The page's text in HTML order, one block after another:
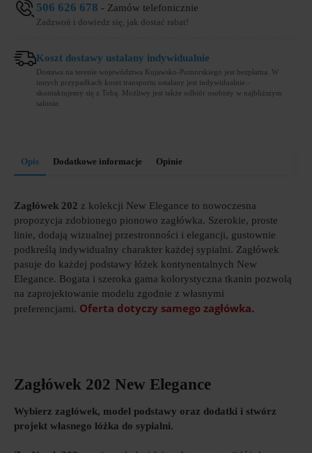
506 626 678 - Zamów telefonicznie
Zadzwoń i dowiedz się, jak dostać rabat!
Koszt dostawy ustalany indywidualnie
Dostawa na terenie województwa Kujawsko-Pomorskiego jest bezpłatna. W
innych przypadkach koszt transportu ustalany jest indywidualnie -
skontaktujemy się z Tobą. Możliwy jest także odbiór osobisty w najbliższym
salonie.
Opis Dodatkowe informacje Opinie
Zagłówek 202 z kolekcji New Elegance to nowoczesna
propozycja zdobionego pionowo zagłówka. Szerokie, proste
linie, dodają wizualnej przestronności i elegancji, gustownie
podkreślą indywidualny charakter każdej sypialni. Zagłówek
pasuje do każdej podstawy łóżek kontynentalnych New
Elegance. Bogata i szeroka gama kolorystyczna tkanin pozwolą
na zaprojektowanie modelu zgodnie z własnymi
preferencjami. Oferta dotyczy samego zagłówka.
Zagłówek 202 New Elegance
Wybierz zagłówek, model podstawy oraz dodatki i stwórz
projekt własnego łóżka do sypialni.